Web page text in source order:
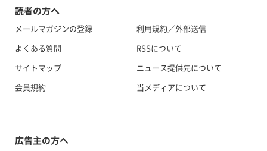
読者の方へ
メールマガジンの登録
よくある質問
サイトマップ
会員規約
利用規約／外部送信
RSSについて
ニュース提供先について
当メディアについて
広告主の方へ